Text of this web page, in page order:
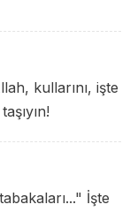
kullarını, işte
İşte